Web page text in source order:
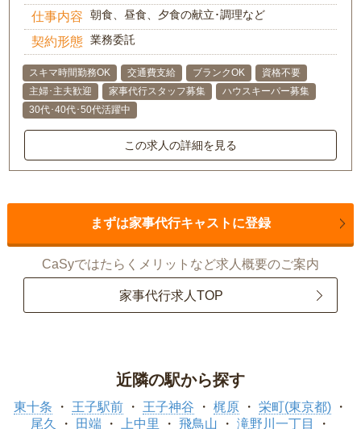
仕事内容 朝食、昼食、夕食の献立･調理など
契約形態 業務委託
スキマ時間勤務OK 交通費支給 ブランクOK
資格不要
主婦･主夫歓迎
家事代行スタッフ募集
ハウスキーパー募集
30代･40代･50代活躍中
この求人の詳細を見る
まずは家事代行キャストに登録
CaSyではたらくメリットなど求人概要のご案内
家事代行求人TOP
近隣の駅から探す
東十条 王子駅前 王子神谷 梶原
栄町(東京都)
尾久
田端 上中里 飛鳥山
滝野川一丁目